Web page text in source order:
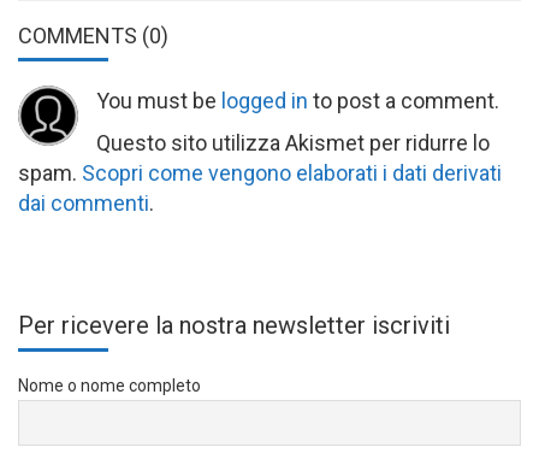
COMMENTS (0)
You must be logged in to post a comment.
Questo sito utilizza Akismet per ridurre lo
spam. Scopri come vengono elaborati i dati derivati
dai commenti.
Per ricevere la nostra newsletter iscriviti
Nome o nome completo